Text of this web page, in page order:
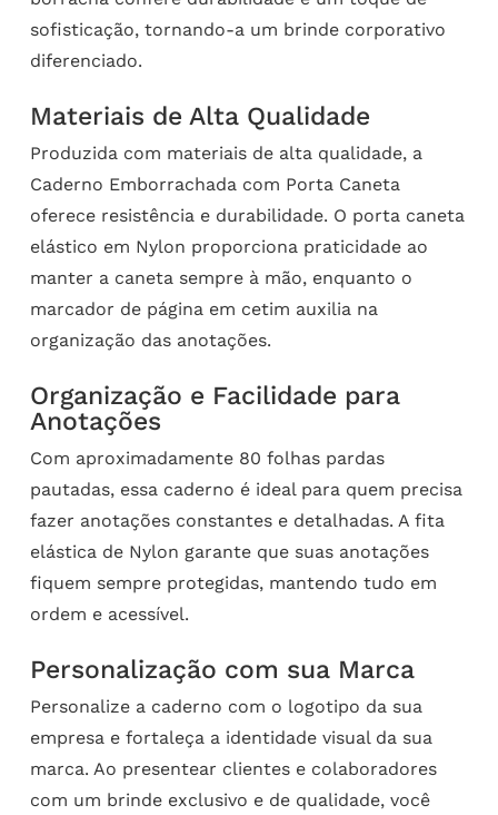
sofisticação, tornando-a um brinde corporativo
diferenciado.
Materiais de Alta Qualidade
Produzida com materiais de alta qualidade, a
Caderno Emborrachada com Porta Caneta
oferece resistência e durabilidade. O porta caneta
elástico em Nylon proporciona praticidade ao
manter a caneta sempre à mão, enquanto o
marcador de página em cetim auxilia na
organização das anotações.
Organização e Facilidade para
Anotações
Com aproximadamente 80 folhas pardas
pautadas, essa caderno é ideal para quem precisa
fazer anotações constantes e detalhadas. A fita
elástica de Nylon garante que suas anotações
fiquem sempre protegidas, mantendo tudo em
ordem e acessível.
Personalização com sua Marca
Personalize a caderno com o logotipo da sua
empresa e fortaleça a identidade visual da sua
marca. Ao presentear clientes e colaboradores
com um brinde exclusivo e de qualidade, você